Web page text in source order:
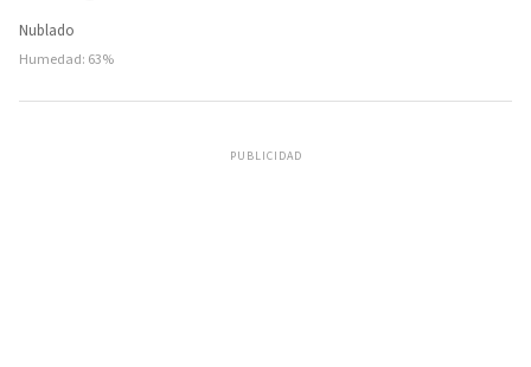
Nublado
Humedad: 63%
PUBLICIDAD